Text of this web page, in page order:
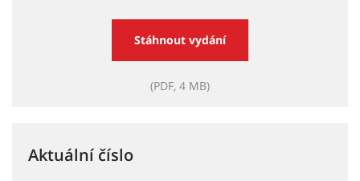
Stáhnout vydání
(PDF, 4 MB)
Aktuální číslo